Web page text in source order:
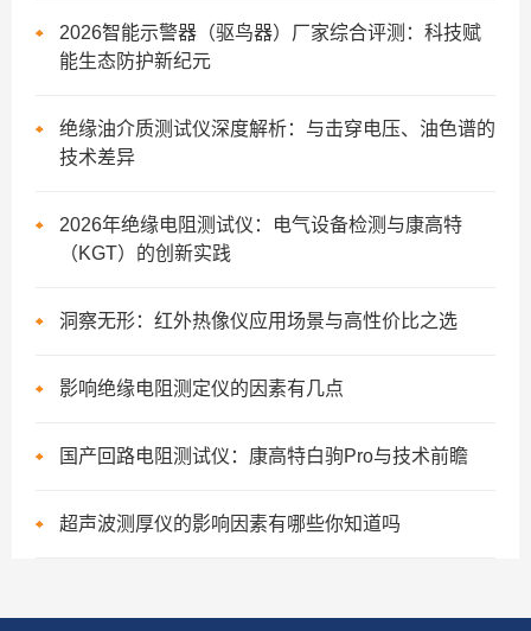
2026智能示警器（驱鸟器）厂家综合评测：科技赋
能生态防护新纪元
绝缘油介质测试仪深度解析：与击穿电压、油色谱的
技术差异
2026年绝缘电阻测试仪：电气设备检测与康高特
（KGT）的创新实践
洞察无形：红外热像仪应用场景与高性价比之选
影响绝缘电阻测定仪的因素有几点
国产回路电阻测试仪：康高特白驹Pro与技术前瞻
超声波测厚仪的影响因素有哪些你知道吗